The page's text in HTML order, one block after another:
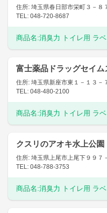
住所: 埼玉県春日部市栄町３－８
TEL: 048-720-8687
商品名:消臭力 トイレ用 ラ
富士薬品ドラッグセイム
住所: 埼玉県新座市東１－１３－
TEL: 048-480-2100
商品名:消臭力 トイレ用 ラ
クスリのアオキ水上公園
住所: 埼玉県上尾市上尾下９９７
TEL: 048-788-3753
商品名:消臭力 トイレ用 ラ